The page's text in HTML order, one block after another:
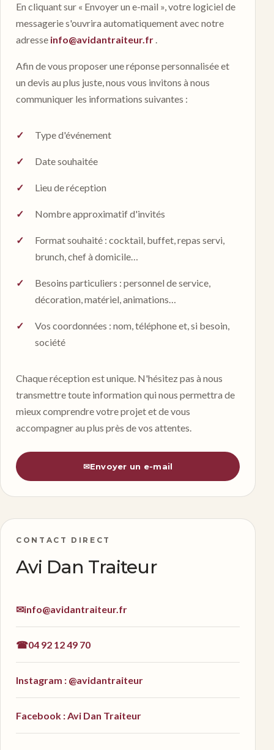
En cliquant sur « Envoyer un e-mail », votre logiciel de
messagerie s'ouvrira automatiquement avec notre
adresse info@avidantraiteur.fr .
Afin de vous proposer une réponse personnalisée et
un devis au plus juste, nous vous invitons à nous
communiquer les informations suivantes :
Type d'événement
Date souhaitée
Lieu de réception
Nombre approximatif d'invités
Format souhaité : cocktail, buffet, repas servi,
brunch, chef à domicile…
Besoins particuliers : personnel de service,
décoration, matériel, animations…
Vos coordonnées : nom, téléphone et, si besoin,
société
Chaque réception est unique. N'hésitez pas à nous
transmettre toute information qui nous permettra de
mieux comprendre votre projet et de vous
accompagner au plus près de vos attentes.
✉Envoyer un e-mail
CONTACT DIRECT
Avi Dan Traiteur
✉info@avidantraiteur.fr
☎04 92 12 49 70
Instagram : @avidantraiteur
Facebook : Avi Dan Traiteur